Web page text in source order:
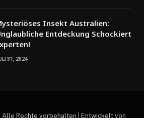
Insekt Australien:
Entdeckung Schockiert
31, 2024
Alle Rechte vorbehalten | Entwickelt von